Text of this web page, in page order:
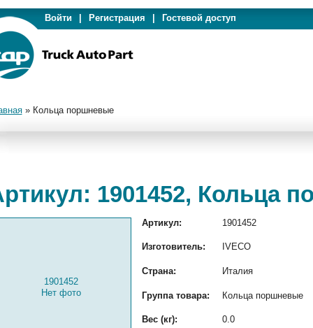
Войти Регистрация Гостевой доступ
» Кольца поршневые
1901452, Кольца
1901452
Нет фото
Артикул: 1901452
Изготовитель: IVECO
Страна: Италия
Группа товара: Кольца поршневые
Вес (кг): 0.0